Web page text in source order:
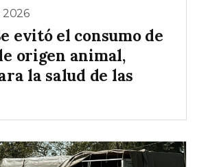
2026
evitó el consumo de
origen animal,
la salud de las